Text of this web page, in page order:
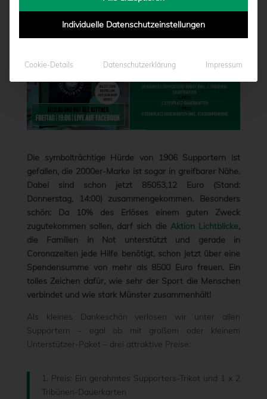
Die symbolträchtige Hürde von 1906 Supportern ist
gefallen, die 2000er-Marke ist sogar in greifbarer Nähe.
Dabei sind schon jetzt 85053,12 Euro (Stand:
Donnerstag, 14:00) zusammengekommen. Besonders
schön: Da 10% des Erlöses einem guten Zweck
zugutekommen sollen, darf sich die Aktion Lichtblicke,
die Familien in Not unterstützt und gerade in
Coronazeiten jede Hilfe benötigt, schon jetzt über eine
Spendensumme von mehr als 8500 Euro freuen. Ein
tolles Zeichen dafür, wie sehr der Sport die Menschen
verbindet und wie stark Münster zusammenhält!
Als kleines Dankeschön verlosen wir unter allen
Supportern – egal ob mit großem oder kleinem
Unterstützer-Paket – drei attraktive Preise:
1. Preis: Ein gerahmtes Supporters-Trikot und 1 x 2
Tribünen-Dauerkarten
Individuelle Datenschutzeinstellungen
Cookie-Details Datenschutzerklärung Impressum